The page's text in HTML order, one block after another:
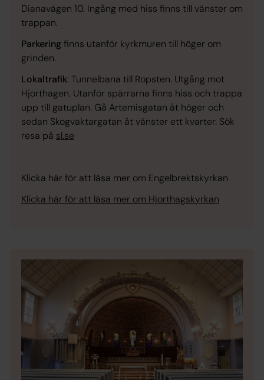
Dianavägen 10. Ingång med hiss finns till vänster om
trappan.
Parkeringfinns utanför kyrkmuren till höger om
grinden.
Lokaltrafik: Tunnelbana till Ropsten. Utgång mot
Hjorthagen. Utanför spärrarna finns hiss och trappa
upp till gatuplan. Gå Artemisgatan åt höger och
sedan Skogvaktargatan åt vänster ett kvarter. Sök
resa på sl.se
Klicka här för att läsa mer om Engelbrektskyrkan
Klicka här för att läsa mer om Hjorthagskyrkan